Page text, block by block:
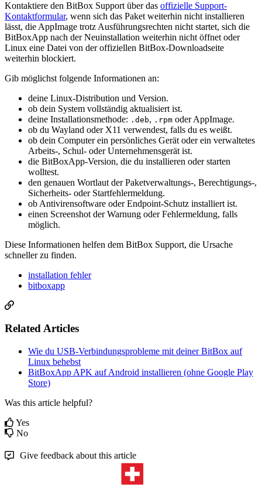
Kontaktiere den BitBox Support über das offizielle Support-
Kontaktformular, wenn sich das Paket weiterhin nicht installieren
lässt, die AppImage trotz Ausführungsrechten nicht startet, sich die
BitBoxApp nach der Neuinstallation weiterhin nicht öffnet oder
Linux eine Datei von der offiziellen BitBox-Downloadseite
weiterhin blockiert.
Gib möglichst folgende Informationen an:
deine Linux-Distribution und Version.
ob dein System vollständig aktualisiert ist.
deine Installationsmethode: .deb, .rpm oder AppImage.
ob du Wayland oder X11 verwendest, falls du es weißt.
ob dein Computer ein persönliches Gerät oder ein verwaltetes
Arbeits-, Schul- oder Unternehmensgerät ist.
die BitBoxApp-Version, die du installieren oder starten
wolltest.
den genauen Wortlaut der Paketverwaltungs-, Berechtigungs-,
Sicherheits- oder Startfehlermeldung.
ob Antivirensoftware oder Endpoint-Schutz installiert ist.
einen Screenshot der Warnung oder Fehlermeldung, falls
möglich.
Diese Informationen helfen dem BitBox Support, die Ursache
schneller zu finden.
installation fehler
bitboxapp
Related Articles
Wie du USB-Verbindungsprobleme mit deiner BitBox auf
Linux behebst
BitBoxApp APK auf Android installieren (ohne Google Play
Store)
Was this article helpful?
Yes
No
Give feedback about this article